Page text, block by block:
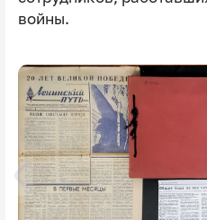
войны.